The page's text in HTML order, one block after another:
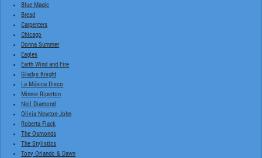
Blue Magic
Bread
Carpenters
Chicago
Donna Summer
Eagles
Earth Wind and Fire
Gladys Knight
La Música Disco
Minnie Riperton
Neil Diamond
Olivia Newton-John
Roberta Flack
The Osmonds
The Stylistics
Tony Orlando & Dawn